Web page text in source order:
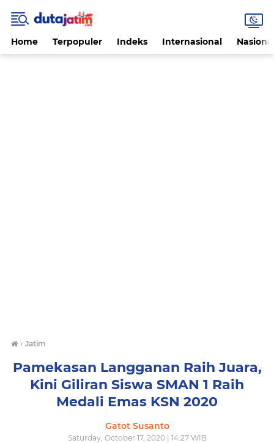
Home Terpopuler Indeks Internasional
› Jatim
Pamekasan Langganan Raih Juara,
Kini Giliran Siswa SMAN 1 Raih
Medali Emas KSN 2020
Gatot Susanto
Saturday, October 17, 2020 | 14:27 WIB